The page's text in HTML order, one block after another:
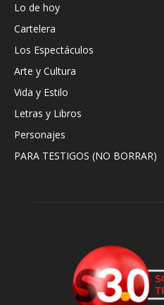
Lo de hoy
Cartelera
Los Espectáculos
Arte y Cultura
Vida y Estilo
Letras y Libros
Personajes
PARA TESTIGOS (NO BORRAR)